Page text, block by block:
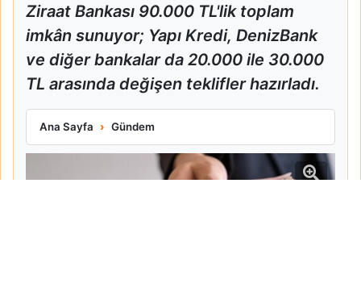
Ziraat Bankası 90.000 TL'lik toplam
imkân sunuyor; Yapı Kredi, DenizBank
ve diğer bankalar da 20.000 ile 30.000
TL arasında değişen teklifler hazırladı.
Ana Sayfa Gündem
Ziraat Ve Akbank Emekli Promosyonlarını Güncelledi